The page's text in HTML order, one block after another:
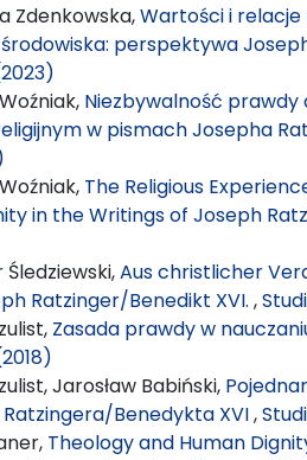
Zdenkowska,Wartości i
perspektywa
Niezbywalność
w pismach Josepha
The Religious
in the Writings of Joseph
Śledziewski,Aus christlicher
Ratzinger/Benedikt XVI. ,
Zasada prawdy w
Jarosław Babiński,
Benedykta XVI,
Theology and Human